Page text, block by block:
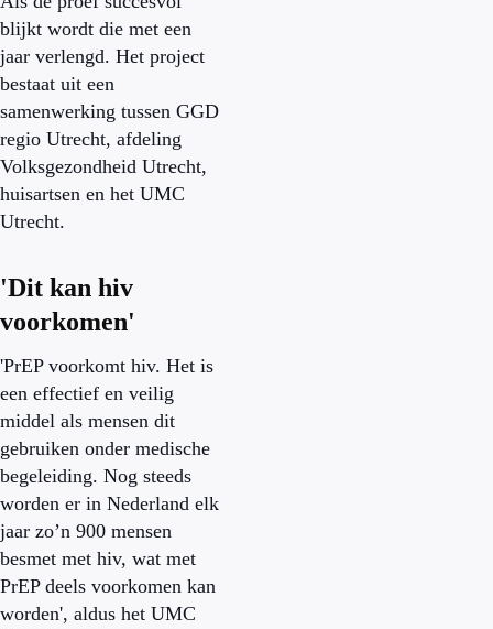
blijkt wordt die met een
jaar verlengd. Het project
bestaat uit een
samenwerking tussen GGD
regio Utrecht, afdeling
Volksgezondheid Utrecht,
huisartsen en het UMC
Utrecht.
'Dit kan hiv
voorkomen'
'PrEP voorkomt hiv. Het is
een effectief en veilig
middel als mensen dit
gebruiken onder medische
begeleiding. Nog steeds
worden er in Nederland elk
jaar zo’n 900 mensen
besmet met hiv, wat met
PrEP deels voorkomen kan
worden', aldus het UMC